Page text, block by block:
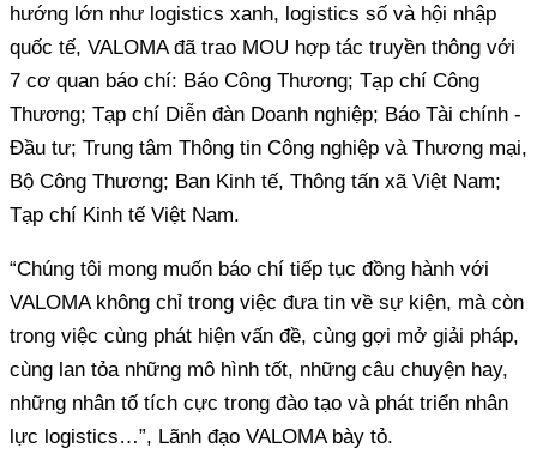
hướng lớn như logistics xanh, logistics số và hội nhập
quốc tế, VALOMA đã trao MOU hợp tác truyền thông với
7 cơ quan báo chí: Báo Công Thương; Tạp chí Công
Thương; Tạp chí Diễn đàn Doanh nghiệp; Báo Tài chính -
Đầu tư; Trung tâm Thông tin Công nghiệp và Thương mại,
Bộ Công Thương; Ban Kinh tế, Thông tấn xã Việt Nam;
Tạp chí Kinh tế Việt Nam.
“Chúng tôi mong muốn báo chí tiếp tục đồng hành với
VALOMA không chỉ trong việc đưa tin về sự kiện, mà còn
trong việc cùng phát hiện vấn đề, cùng gợi mở giải pháp,
cùng lan tỏa những mô hình tốt, những câu chuyện hay,
những nhân tố tích cực trong đào tạo và phát triển nhân
lực logistics…”, Lãnh đạo VALOMA bày tỏ.